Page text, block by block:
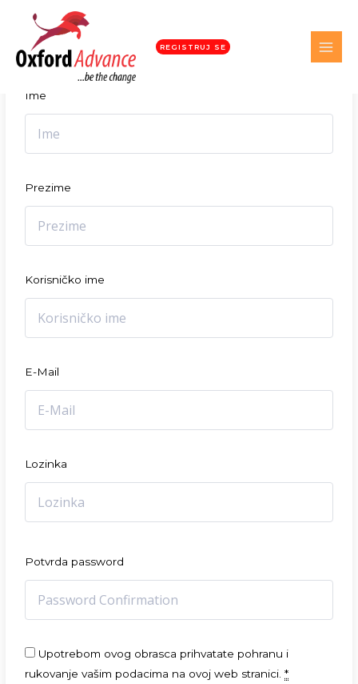
REGISTRUJ SE
Student registracija
Ime
Prezime
Korisničko ime
E-Mail
Lozinka
Potvrda password
Upotrebom ovog obrasca prihvatate pohranu i
rukovanje vašim podacima na ovoj web stranici.*